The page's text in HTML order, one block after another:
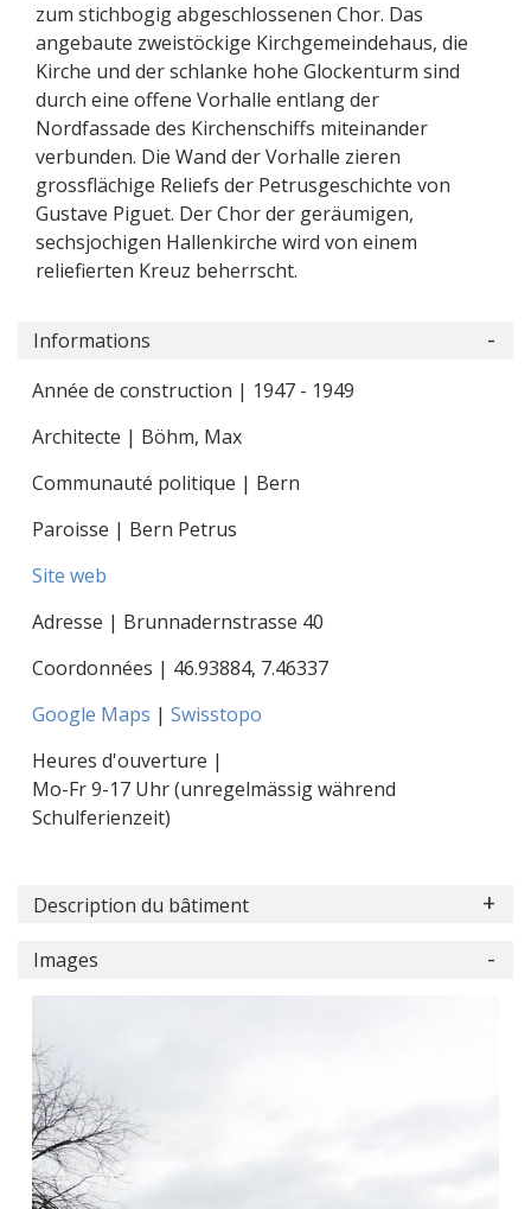
zum stichbogig abgeschlossenen Chor. Das
angebaute zweistöckige Kirchgemeindehaus, die
Kirche und der schlanke hohe Glockenturm sind
durch eine offene Vorhalle entlang der
Nordfassade des Kirchenschiffs miteinander
verbunden. Die Wand der Vorhalle zieren
grossflächige Reliefs der Petrusgeschichte von
Gustave Piguet. Der Chor der geräumigen,
sechsjochigen Hallenkirche wird von einem
reliefierten Kreuz beherrscht.
Informations
Année de construction | 1947 - 1949
Architecte | Böhm, Max
Communauté politique | Bern
Paroisse | Bern Petrus
Site web
Adresse | Brunnadernstrasse 40
Coordonnées | 46.93884, 7.46337
Google Maps | Swisstopo
Heures d'ouverture |
Mo-Fr 9-17 Uhr (unregelmässig während
Schulferienzeit)
Description du bâtiment
Images